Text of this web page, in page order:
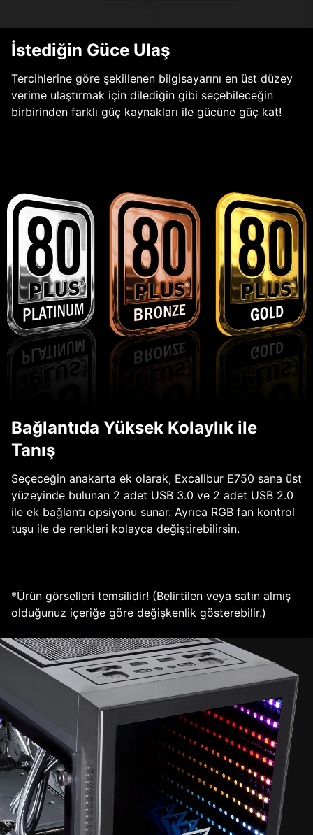
İstediğin Güce Ulaş
Tercihlerine göre şekillenen bilgisayarını en üst düzey
verime ulaştırmak için dilediğin gibi seçebileceğin
birbirinden farklı güç kaynakları ile gücüne güç kat!
Bağlantıda Yüksek Kolaylık ile
Tanış
Seçeceğin anakarta ek olarak, Excalibur E750 sana üst
yüzeyinde bulunan 2 adet USB 3.0 ve 2 adet USB 2.0
ile ek bağlantı opsiyonu sunar. Ayrıca RGB fan kontrol
tuşu ile de renkleri kolayca değiştirebilirsin.
*Ürün görselleri temsilidir! (Belirtilen veya satın almış
olduğunuz içeriğe göre değişkenlik gösterebilir.)